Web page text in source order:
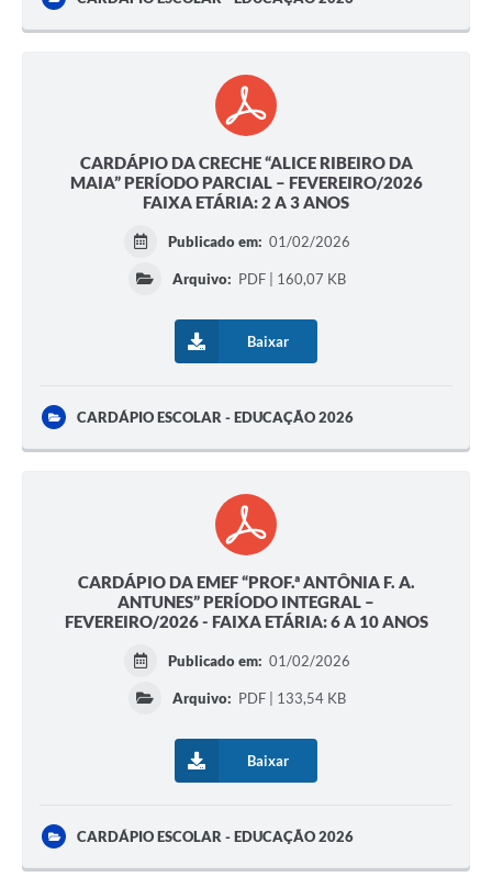
CARDÁPIO DA CRECHE “ALICE RIBEIRO DA
MAIA” PERÍODO PARCIAL – FEVEREIRO/2026
FAIXA ETÁRIA: 2 A 3 ANOS
Publicado em: 01/02/2026
Arquivo: PDF | 160,07 KB
Baixar
CARDÁPIO ESCOLAR - EDUCAÇÃO 2026
CARDÁPIO DA EMEF “PROF.ª ANTÔNIA F. A.
ANTUNES” PERÍODO INTEGRAL –
FEVEREIRO/2026 - FAIXA ETÁRIA: 6 A 10 ANOS
Publicado em: 01/02/2026
Arquivo: PDF | 133,54 KB
Baixar
CARDÁPIO ESCOLAR - EDUCAÇÃO 2026